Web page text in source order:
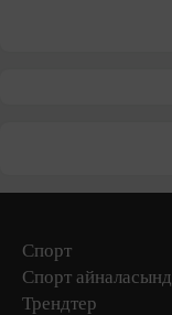
Спорт
Спорт
Трендтер